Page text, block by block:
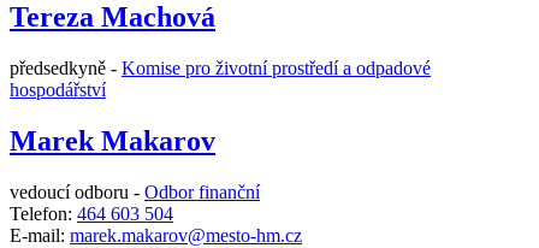
Tereza Machová
předsedkyně - Komise pro životní prostředí a odpadové
hospodářství
Marek Makarov
vedoucí odboru - Odbor finanční
Telefon: 464 603 504
E-mail: marek.makarov@mesto-hm.cz